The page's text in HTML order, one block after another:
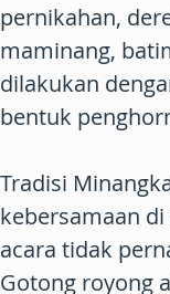
pernikahan,
maminang,
dilakukan
bentuk
Tradisi
kebersamaan
acara tidak
Gotong royong